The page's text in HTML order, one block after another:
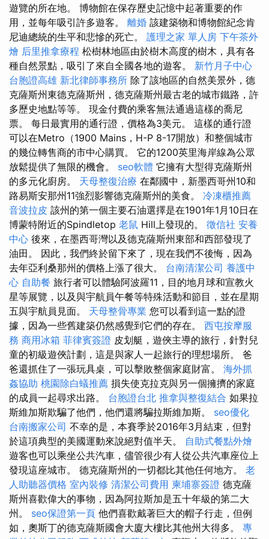
遊覽的所在地。 博物館在保存歷史記憶中起著重要的作
用，並每年吸引許多遊客。 離婚 該建築物和博物館紀念肯
尼迪總統的生平和悲慘的死亡。 護理之家 單人房 下午茶外
燴 后里推拿療程 松樹林地區由於樹木高度的樹木，具有各
種自然景點，吸引了來自全國各地的遊客。 新竹月子中心
台胞證高雄 新北律師事務所 除了該地區的自然美景外，德
克薩斯州東德克薩斯州，德克薩斯州最古老的城市鐵路，許
多歷史地點等等。 現金付費的乘客無法通過這樣的喬尼
票。 每日最實用的通行證，價格為3美元。 這樣的通行證
可以在Metro（1900 Mains，H-P 8-17開放）和整個城市
的幾位轉售商的市中心購買。 它的1200英里海岸線為公眾
放鬆提供了無限的機會。 seo軟體 它擁有大型得克薩斯州
的多元化廚房。 天母整復治療 在鄰國中，新墨西哥州10和
路易斯安那州11強烈影響德克薩斯州的美食。 冷凍櫃推薦
音波拉皮 該州的第一個主要石油選擇是在1901年1月10日在
博蒙特附近的Spindletop 老鼠 Hill上發現的。 徵信社 安養
中心 後來，在墨西哥灣以及德克薩斯州東部和西部發現了
油田。 因此，我們終於留下來了，現在我們不後悔，因為
去年亞利桑那州的價格上漲了很大。 台南清潔公司 養護中
心 自助餐 旅行者可以體驗阿波羅11，目的地月球和宣教火
星等展覽，以及與宇航員午餐等特殊活動和節目，並在星期
五與宇航員見面。 天母整骨專業 您可以看到這一點的證
據，因為一些舊建築仍然感覺到它們的存在。 西屯按摩服
務 商用冰箱 菲律賓簽證 皮划艇，遊俠主導的旅行，針對兒
童的初級遊俠計劃，這是與家人一起旅行的理想場所。 爸
爸還抓住了一張玩具桌，可以擊敗整個家庭財富。 海外抓
姦協助 桃園除白蟻推薦 損失使克拉克與另一個擁擠的家庭
的成員一起尋求出路。 台胞證台北 推拿與整復結合 如果拉
斯維加斯欺騙了他們，他們還將騙拉斯維加斯。 seo優化
台南搬家公司 不幸的是，本賽季於2016年3月結束，但對
於這項典型的美國運動來說絕對值半天。 自助式餐點外燴
遊客也可以乘坐公共汽車，儘管很少有人從公共汽車座位上
發現這座城市。 德克薩斯州的一切都比其他任何地方。 老
人助聽器價格 室內裝修 清潔公司費用 柬埔寨簽證 德克薩
斯州喜歡偉大的事物，因為阿拉斯加是五十年級的第二大
州。 seo保證第一頁 他們喜歡戴著巨大的帽子行走，但例
如，奧斯丁的德克薩斯國會大廈大樓比其他州大得多。 專